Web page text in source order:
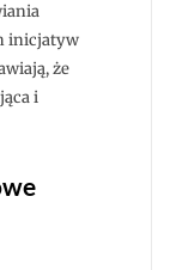
inicjatyw
że
i